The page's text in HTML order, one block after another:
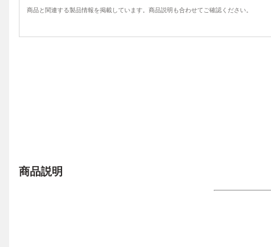
商品と関連する製品情報を掲載しています。商品説明も合わせてご確認ください。
商品説明